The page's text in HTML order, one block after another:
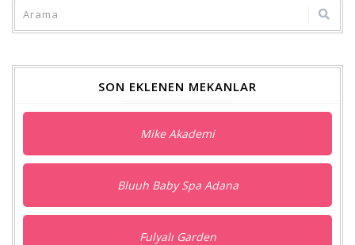
SON EKLENEN MEKANLAR
Mike Akademi
Bluuh Baby Spa Adana
Fulyalı Garden